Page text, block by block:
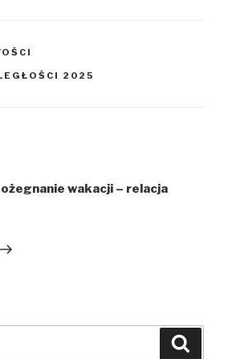
2025
wakacji – relacja